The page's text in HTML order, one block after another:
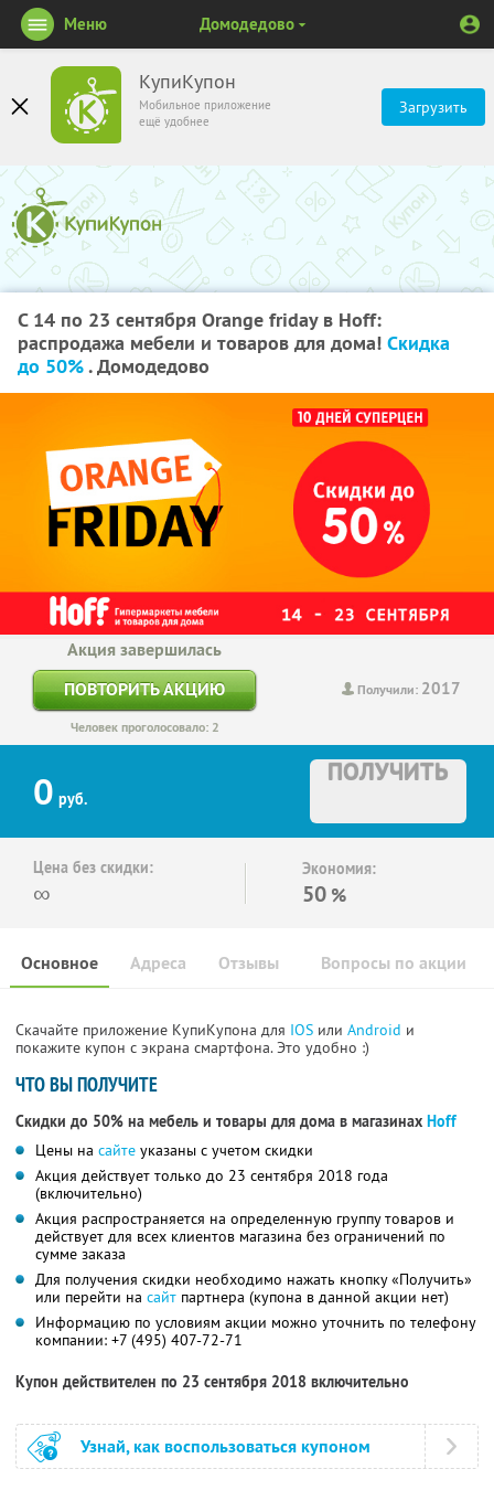
КупиКупон
Мобильное приложение
ещё удобнее
Загрузить
Меню Домодедово
С 14 по 23 сентября Orange friday в Hoff:
распродажа мебели и товаров для дома! Скидка
до 50%. Домодедово
Получили: 2017
Акция завершилась
ПОВТОРИТЬ АКЦИЮ
Человек проголосовало: 2
0 руб.
ПОЛУЧИТЬ
Цена без скидки:
∞
Экономия:
50 %
Основное Отзывы Вопросы по акции
Адреса
Скачайте приложение КупиКупона для IOS или Android и
покажите купон с экрана смартфона. Это удобно :)
ЧТО ВЫ ПОЛУЧИТЕ
Скидки до 50% на мебель и товары для дома в магазинах Hoff
Цены на сайте указаны с учетом скидки
Акция действует только до 23 сентября 2018 года
(включительно)
Акция распространяется на определенную группу товаров и
действует для всех клиентов магазина без ограничений по
сумме заказа
Для получения скидки необходимо нажать кнопку «Получить»
или перейти на сайт партнера (купона в данной акции нет)
Информацию по условиям акции можно уточнить по телефону
компании: +7 (495) 407-72-71
Купон действителен по 23 сентября 2018 включительно
Узнай, как воспользоваться купоном